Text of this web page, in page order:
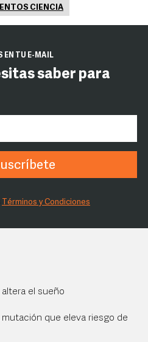
CIENCIA
EN TU E-MAIL
saber para
Términos y Condiciones
el sueño
que eleva riesgo de